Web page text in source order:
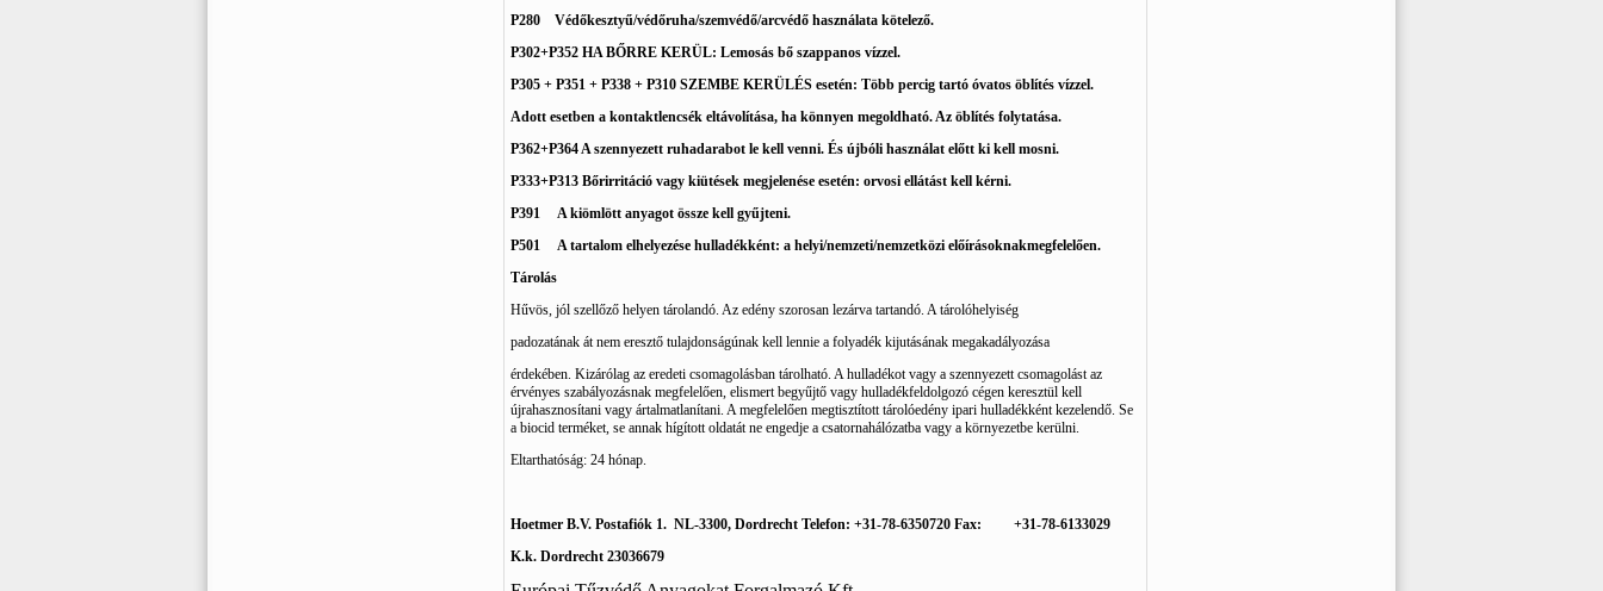
P280
Védőkesztyű/védőruha/szemvédő/arcvédő használata kötelező.
P302+P352 HA BŐRRE KERÜL: Lemosás bő szappanos vízzel.
P305 + P351 + P338 + P310 SZEMBE KERÜLÉS esetén: Több percig tartó óvatos öblítés vízzel.
Adott esetben a kontaktlencsék eltávolítása, ha könnyen megoldható. Az öblítés folytatása.
P362+P364 A szennyezett ruhadarabot le kell venni. És újbóli használat előtt ki kell mosni.
P333+P313 Bőrirritáció vagy kiütések megjelenése esetén: orvosi ellátást kell kérni.
P391
A kiömlött anyagot össze kell gyűjteni.
P501
A tartalom elhelyezése hulladékként: a helyi/nemzeti/nemzetközi előírásoknakmegfelelően.
Tárolás
Hűvös, jól szellőző helyen tárolandó. Az edény szorosan lezárva tartandó. A tárolóhelyiség
padozatának át nem eresztő tulajdonságúnak kell lennie a folyadék kijutásának megakadályozása
érdekében. Kizárólag az eredeti csomagolásban tárolható. A hulladékot vagy a szennyezett csomagolást az
érvényes szabályozásnak megfelelően, elismert begyűjtő vagy hulladékfeldolgozó cégen keresztül kell
újrahasznosítani vagy ártalmatlanítani. A megfelelően megtisztított tárolóedény ipari hulladékként kezelendő. Se
a biocid terméket, se annak hígított oldatát ne engedje a csatornahálózatba vagy a környezetbe kerülni.
Eltarthatóság: 24 hónap.
Hoetmer B.V. Postafiók 1. NL-3300, Dordrecht Telefon: +31-78-6350720 Fax:
+31-78-6133029
K.k. Dordrecht 23036679